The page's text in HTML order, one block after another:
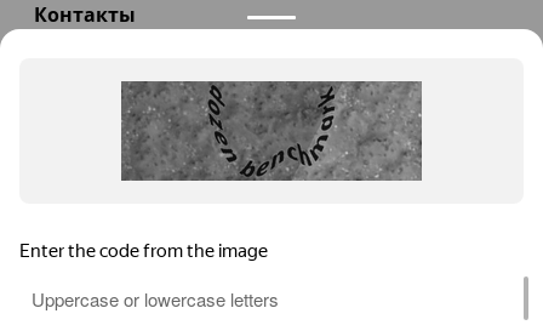
Контакты
info@teploexpert.com
Пн—Сб 09:00 – 18:00
TeploExpert.com © 2008 - 2026 Оборудование для
систем отопления, водоснабжения, канализации